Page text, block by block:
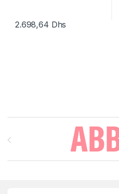
2.698,64 Dhs
Brands Carousel